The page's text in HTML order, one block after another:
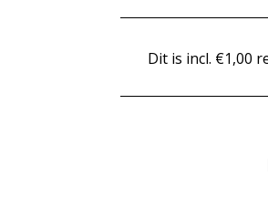
Dit is incl. €1,00